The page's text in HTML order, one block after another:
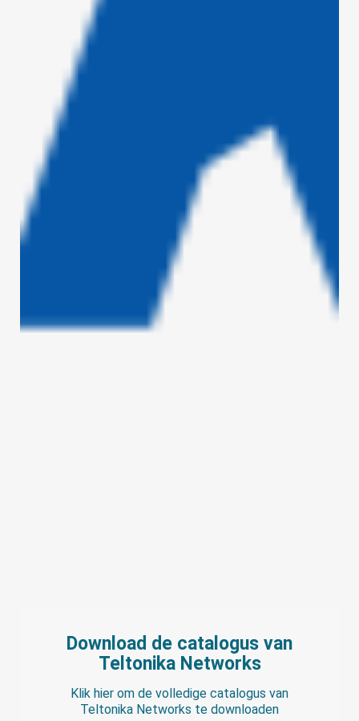
Download de catalogus van
Teltonika Networks
Klik hier om de volledige catalogus van
Teltonika Networks te downloaden